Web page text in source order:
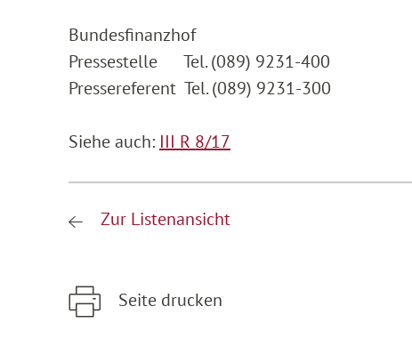
Bundesfinanzhof
Pressestelle Tel. (089) 9231-400
Pressereferent Tel. (089) 9231-300
Siehe auch: III R 8/17
Zur Listenansicht
Seite drucken